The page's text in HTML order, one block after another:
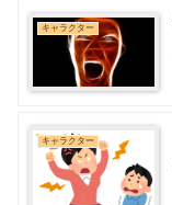
キャラクター
キャラクター